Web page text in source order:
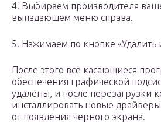
4. Выбираем производителя
выпадающем меню справа.
5. Нажимаем по кнопке «Удалить
После этого все касающиеся
обеспечения графической
удалены, и после перезагрузки
инсталлировать новые
от появления черного экрана.